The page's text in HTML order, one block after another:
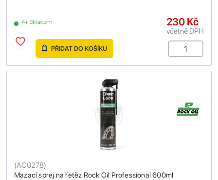
4+ Skladem 230 Kč
včetně DPH
PŘIDAT DO KOŠÍKU
Mazací sprej na řetěz Rock Oil Professional 600ml
(AC0278)